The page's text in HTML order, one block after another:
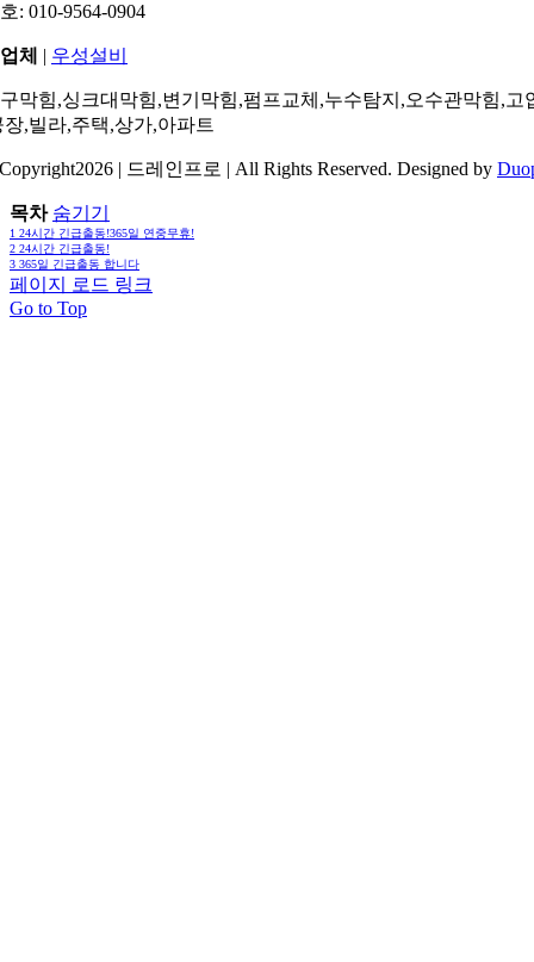
: 010-9564-0904
체 우성설비
막힘,싱크대막힘,변기막힘,펌프교체,누수탐지,오수관막힘,고
장,빌라,주택,상가,아파트
| 드레인프로 | All Rights Reserved. Designed by
목차 숨기기
1 24시간 긴급출동!365일 연중무휴!
2 24시간 긴급출동!
3 365일 긴급출동 합니다
페이지 로드 링크
Go to Top